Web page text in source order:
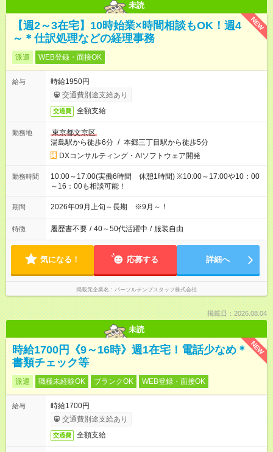
未読
NEW
【週2～3在宅】10時始業×時間相談もOK！週4
～＊仕訳処理などの経理事務
派遣 WEB登録・面接OK
給与
時給1950円
交通費別途支給あり
交通費 全額支給
勤務地
東京都文京区
湯島駅から徒歩6分 / 本郷三丁目駅から徒歩5分
DXコンサルティング・AIソフトウェア開発
勤務時間
10:00～17:00(実働6時間 休憩1時間) ※10:00～17:00や10：00
～16：00も相談可能！
期間 2026年09月上旬～長期 ※9月～！
特徴 履歴書不要 / 40～50代活躍中 / 服装自由
気になる！ 応募する 詳細へ
掲載元企業名 パーソルテンプスタッフ株式会社
掲載日：2026.08.04
未読
NEW
時給1700円《9～16時》週1在宅！電話少なめ＊
書類チェック等
派遣 職種未経験OK ブランクOK WEB登録・面接OK
給与
時給1700円
交通費別途支給あり
交通費 全額支給